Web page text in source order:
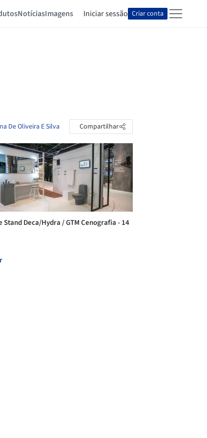
NotíciasImagens Iniciar sessão Criar conta
De Oliveira E Silva Compartilhar
Stand Deca/Hydra / GTM Cenografia - 14